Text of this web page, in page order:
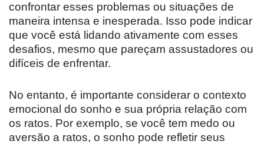
confrontar esses problemas ou situações de
maneira intensa e inesperada. Isso pode indicar
que você está lidando ativamente com esses
desafios, mesmo que pareçam assustadores ou
difíceis de enfrentar.
No entanto, é importante considerar o contexto
emocional do sonho e sua própria relação com
os ratos. Por exemplo, se você tem medo ou
aversão a ratos, o sonho pode refletir seus